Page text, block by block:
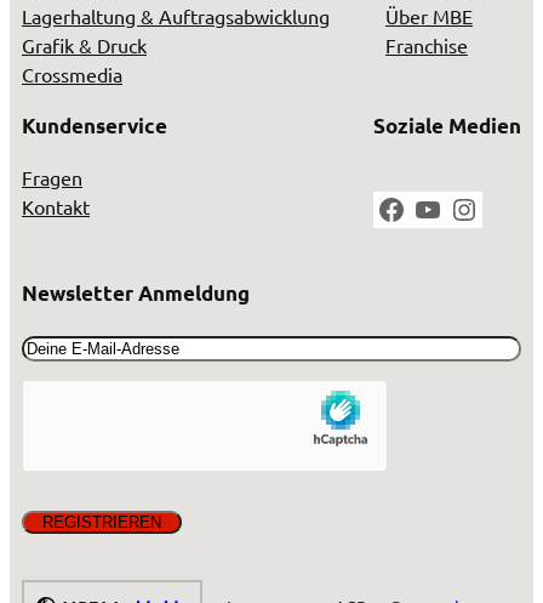
Lagerhaltung & Auftragsabwicklung
Grafik & Druck
Crossmedia
Über MBE
Franchise
Kundenservice
Fragen
Kontakt
Soziale Medien
Facebook
YouTube
Newsletter Anmeldung
Email(erforderlich)